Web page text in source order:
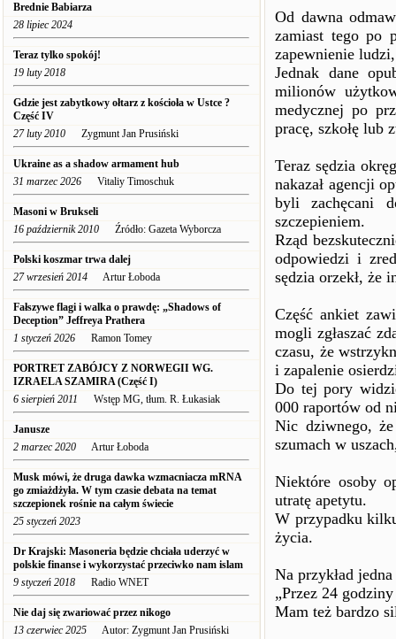
Brednie Babiarza
28 lipiec 2024
Teraz tylko spokój!
19 luty 2018
Gdzie jest zabytkowy ołtarz z kościoła w Ustce ?
Część IV
27 luty 2010 Zygmunt Jan Prusiński
Ukraine as a shadow armament hub
31 marzec 2026 Vitaliy Timoschuk
Masoni w Brukseli
16 październik 2010 Źródło: Gazeta Wyborcza
Polski koszmar trwa dalej
27 wrzesień 2014 Artur Łoboda
Fałszywe flagi i walka o prawdę: „Shadows of
Deception” Jeffreya Prathera
1 styczeń 2026 Ramon Tomey
PORTRET ZABÓJCY Z NORWEGII WG.
IZRAELA SZAMIRA (Część I)
6 sierpień 2011 Wstęp MG, tłum. R. Łukasiak
Janusze
2 marzec 2020 Artur Łoboda
Musk mówi, że druga dawka wzmacniacza mRNA
go zmiażdżyła. W tym czasie debata na temat
szczepionek rośnie na całym świecie
25 styczeń 2023
Dr Krajski: Masoneria będzie chciała uderzyć w
polskie finanse i wykorzystać przeciwko nam islam
9 styczeń 2018 Radio WNET
Nie daj się zwariować przez nikogo
13 czerwiec 2025 Autor: Zygmunt Jan Prusiński
Od dawna
zamiast tego po
zapewnienie
Jednak dane
milionów
medycznej po
pracę, szkołę lub
Teraz sędzia
nakazał agencji
byli zachęcani
szczepieniem.
Rząd
odpowiedzi i
sędzia orzekł, że
Część ankiet
mogli zgłaszać
czasu, że
i zapalenie
Do tej pory
000 raportów od
Nic dziwnego,
szumach w
Niektóre osoby
utratę apetytu.
W przypadku
życia.
Na przykład jedna
„Przez 24
Mam też bardzo